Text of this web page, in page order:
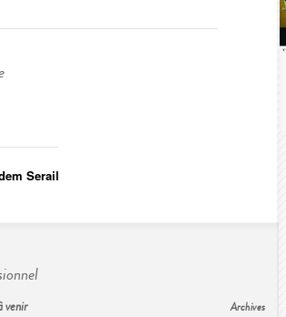
Serail
venir Archives